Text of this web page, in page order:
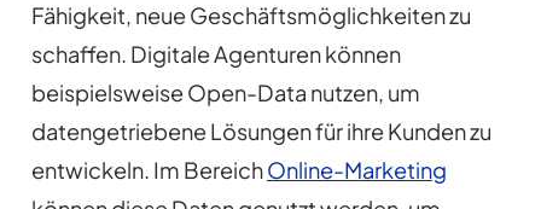
Fähigkeit, neue Geschäftsmöglichkeiten zu
schaffen. Digitale Agenturen können
beispielsweise Open-Data nutzen, um
datengetriebene Lösungen für ihre Kunden zu
entwickeln. Im BereichOnline-Marketing